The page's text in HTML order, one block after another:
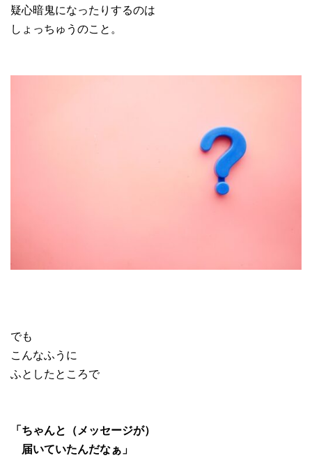
疑心暗鬼になったりするのは
しょっちゅうのこと。
でも
こんなふうに
ふとしたところで
「ちゃんと（メッセージが）
届いていたんだなぁ」